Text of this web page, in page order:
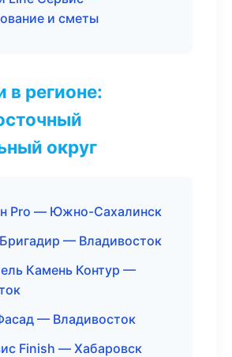
и сметы
в регионе:
округ
Pro — Южно-Сахалинск
— Владивосток
Камень Контур —
— Владивосток
Finish — Хабаровск